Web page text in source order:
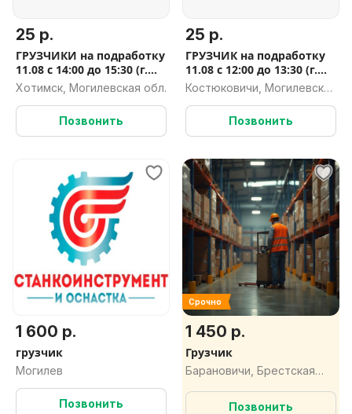
25 р.
ГРУЗЧИКИ на подработку
11.08 с 14:00 до 15:30 (г.
Хотимск, пер.
Островского, 6)
Хотимск, Могилевская обл.
Позвонить
25 р.
ГРУЗЧИК на подработку
11.08 с 12:00 до 13:30 (г.
Костюковичи, ул.
Ленинская, 117)
Костюковичи, Могилевская
обл.
Позвонить
1 600 р.
грузчик
Могилев
Позвонить
Срочно
1 450 р.
Грузчик
Барановичи, Брестская
Позвонить